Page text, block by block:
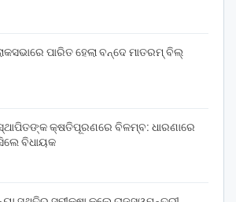
ପାରିତ ହେଲା ବନ୍ଦେ ମାତରମ୍‌ ବିଲ୍‌
କ୍ଷତିପୂରଣରେ ବିଳମ୍ବ: ଧାରଣାରେ
ବିଧାୟକ